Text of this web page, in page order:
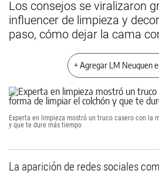
Los consejos se viralizaron
influencer de limpieza y
paso, cómo dejar la cama
+ Agregar LM Neuquen
Experta en limpieza mostró un truco casero con la
y que te dure más tiempo
La aparición de redes sociales